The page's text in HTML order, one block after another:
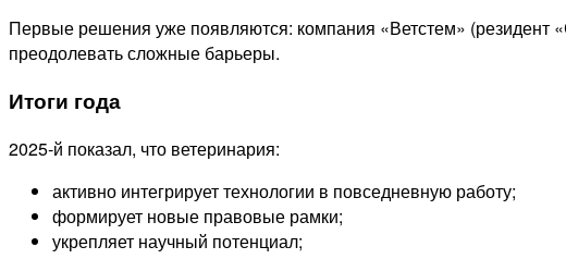
Первые решения уже появляются: компания «Ветстем» (резидент
преодолевать сложные барьеры.
Итоги года
2025‑й показал, что ветеринария:
активно интегрирует технологии в повседневную работу;
формирует новые правовые рамки;
укрепляет научный потенциал;